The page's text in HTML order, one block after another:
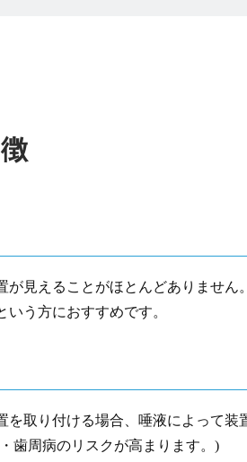
見えることがほとんどありません。
う方におすすめです。
取り付ける場合、唾液によって装
歯周病のリスクが高まります。)